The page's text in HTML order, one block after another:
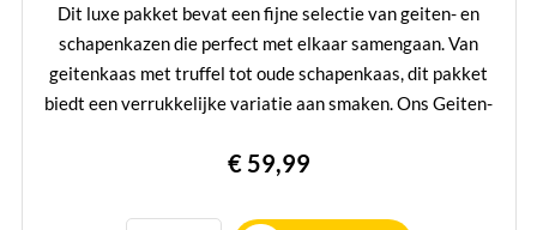
Dit luxe pakket bevat een fijne selectie van geiten- en
schapenkazen die perfect met elkaar samengaan. Van
geitenkaas met truffel tot oude schapenkaas, dit pakket
biedt een verrukkelijke variatie aan smaken. Ons Geiten-
kaasliefhebbers en een heerlijke traktatie voor jezelf.
€ 59,99